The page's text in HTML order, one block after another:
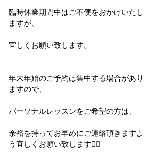
臨時休業期間中はご不便をおかけいたし
ますが、
宜しくお願い致します。
年末年始のご予約は集中する場合があり
ますので、
パーソナルレッスンをご希望の方は、
余裕を持ってお早めにご連絡頂きますよ
う宜しくお願い致します🙇‍♂️